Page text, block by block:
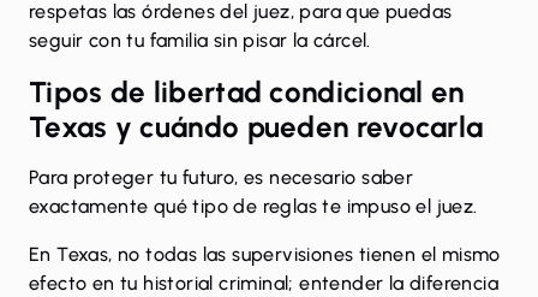
respetas las órdenes del juez, para que puedas
seguir con tu familia sin pisar la cárcel.
Tipos de libertad condicional en
Texas y cuándo pueden revocarla
Para proteger tu futuro, es necesario saber
exactamente qué tipo de reglas te impuso el juez.
En Texas, no todas las supervisiones tienen el mismo
efecto en tu historial criminal; entender la diferencia